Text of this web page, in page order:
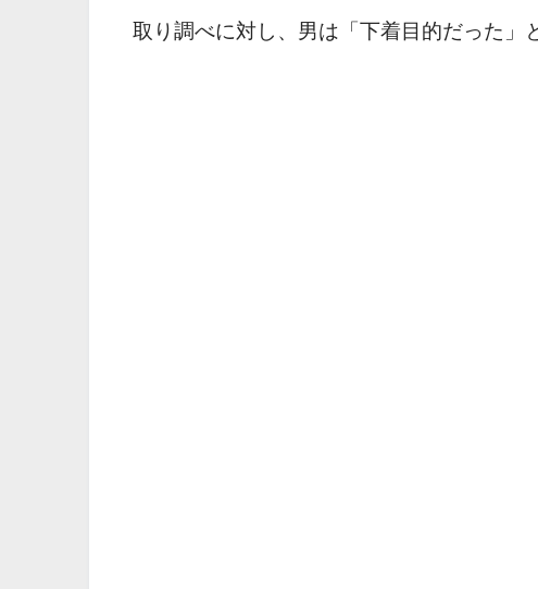
取り調べに対し、男は「下着目的だった」